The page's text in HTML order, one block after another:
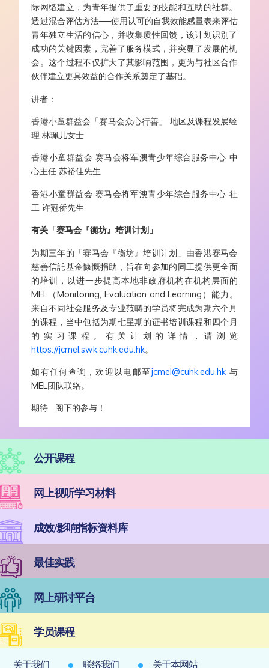
际网络建立，为青年提供了重要的技能和互助的社群。
透过混合评估方法──使用认可的自我效能感量表来评估
青年独立生活的信心，并收集质性回馈，该计划识别了
成功的关键因素，完善了服务模式，并突显了发展的机
会。这个过程不仅扩大了其影响范围，更为与社区合作
伙伴建立更具效益的合作关系奠定了基础。
讲者：
香港小童群益会「赛马会众心行善」 地区及课程发展经
理 林珮儿女士
香港小童群益会 赛马会将军澳青少年综合服务中心 中
心主任 苏裕佳先生
香港小童群益会 赛马会将军澳青少年综合服务中心 社
工 许冠侨先生
有关「赛马会『衡坊』培训计划 」
为期三年的「赛马会『衡坊』培训计划」由香港赛马会
慈善信託基金慷慨捐助 ， 旨在向参加的同工提供更全面
的培训，以进一步提高本地非政府机构在机构层面的
MEL（Monitoring, Evaluation and Learning） 能力 。
来自不同社会服务及专业范畴的学员将完成为期六个月
的课程，当中包括为期七星期的证书培训课程和四个月
的 实习课程。 有关计划的详情，请浏览
https://jcmel.swk.cuhk.edu.hk。
如有任何查询，欢迎以电邮至jcmel@cuhk.edu.hk 与
MEL团队联络。
期待 阁下的参与 ！
公开课程
网上视听学习材料
成效/影响指标资料库
最佳实践
网上研讨平台
学员课程
关于我们 联络我们 关于本网站